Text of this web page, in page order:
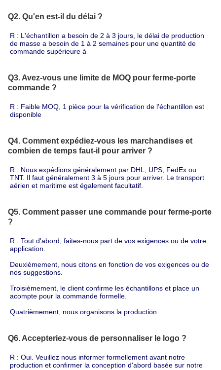
Q2. Qu'en est-il du délai ?
R : L'échantillon a besoin de 2 à 3 jours, le délai de production
de masse a besoin de 1 à 2 semaines pour une quantité de
commande supérieure à
Q3. Avez-vous une limite de MOQ pour ferme-porte
commande ?
R : Faible MOQ, 1 pièce pour la vérification de l'échantillon est
disponible
Q4. Comment expédiez-vous les marchandises et
combien de temps faut-il pour arriver ?
R : Nous expédions généralement par DHL, UPS, FedEx ou
TNT. Il faut généralement 3 à 5 jours pour arriver. Le transport
aérien et maritime est également facultatif.
Q5. Comment passer une commande pour ferme-porte
?
R : Tout d'abord, faites-nous part de vos exigences ou de votre
application.
Deuxièmement, nous citons en fonction de vos exigences ou de
nos suggestions.
Troisièmement, le client confirme les échantillons et place un
acompte pour la commande formelle.
Quatrièmement, nous organisons la production.
Q6. Accepteriez-vous de personnaliser le logo ?
R : Oui. Veuillez nous informer formellement avant notre
production et confirmer la conception d'abord basée sur notre